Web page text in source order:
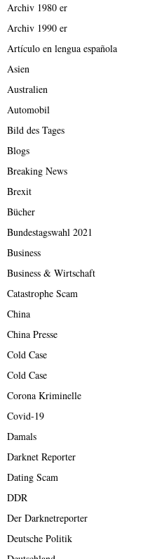
Archiv 1980 er
Archiv 1990 er
Artículo en lengua española
Asien
Australien
Automobil
Bild des Tages
Blogs
Breaking News
Brexit
Bücher
Bundestagswahl 2021
Business
Business & Wirtschaft
Catastrophe Scam
China
China Presse
Cold Case
Cold Case
Corona Kriminelle
Covid-19
Damals
Darknet Reporter
Dating Scam
DDR
Der Darknetreporter
Deutsche Politik